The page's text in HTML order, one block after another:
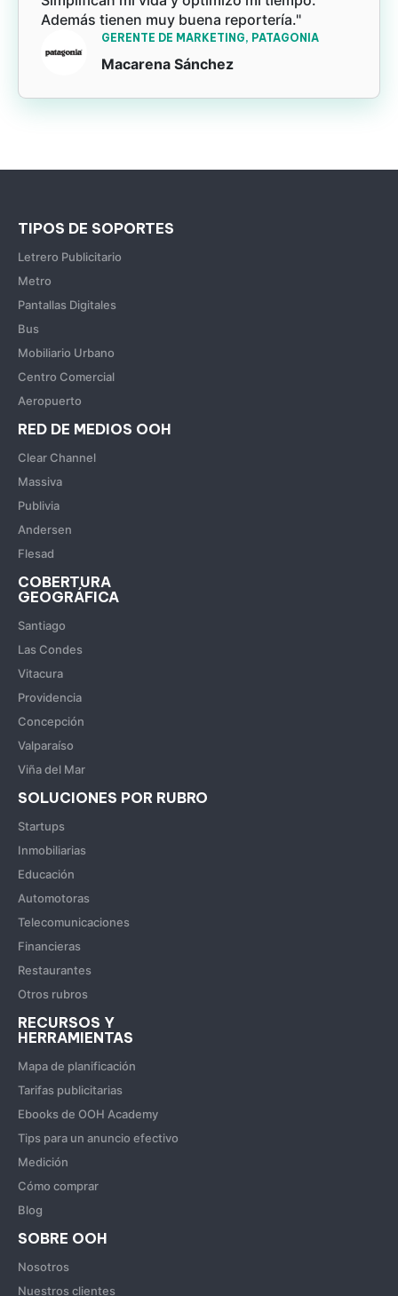
Además tienen muy buena reportería."
GERENTE DE MARKETING, PATAGONIA
Macarena Sánchez
TIPOS DE SOPORTES
Letrero Publicitario
Metro
Pantallas Digitales
Bus
Mobiliario Urbano
Centro Comercial
Aeropuerto
RED DE MEDIOS OOH
Clear Channel
Massiva
Publivia
Andersen
Flesad
COBERTURA
GEOGRÁFICA
Santiago
Las Condes
Vitacura
Providencia
Concepción
Valparaíso
Viña del Mar
SOLUCIONES POR RUBRO
Startups
Inmobiliarias
Educación
Automotoras
Telecomunicaciones
Financieras
Restaurantes
Otros rubros
RECURSOS Y
HERRAMIENTAS
Mapa de planificación
Tarifas publicitarias
Ebooks de OOH Academy
Tips para un anuncio efectivo
Medición
Cómo comprar
Blog
SOBRE OOH
Nosotros
Nuestros clientes